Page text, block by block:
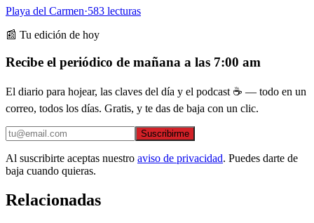
Playa del Carmen·583 lecturas
📰 Tu edición de hoy
Recibe el periódico de mañana a las 7:00 am
El diario para hojear, las claves del día y el podcast ☕ — todo en un
correo, todos los días. Gratis, y te das de baja con un clic.
Suscribirme
Al suscribirte aceptas nuestro aviso de privacidad. Puedes darte de
baja cuando quieras.
Relacionadas